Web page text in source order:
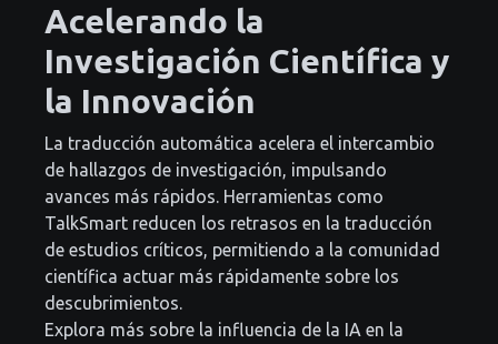
Acelerando la
Investigación Científica y
la Innovación
La traducción automática acelera el intercambio
de hallazgos de investigación, impulsando
avances más rápidos. Herramientas como
TalkSmart reducen los retrasos en la traducción
de estudios críticos, permitiendo a la comunidad
científica actuar más rápidamente sobre los
descubrimientos.
Explora más sobre la influencia de la IA en la